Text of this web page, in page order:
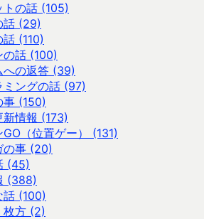
トの話 (105)
話 (29)
(110)
の話 (100)
への返答 (39)
ミングの話 (97)
事 (150)
新情報 (173)
（位置ゲー） (131)
の事 (20)
(45)
(388)
話 (100)
枚方 (2)